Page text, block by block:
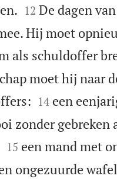

12 De dagen
Hij moet
als schuldoffer
moet hij naar

14 een
zonder gebreken

15 een mand met
ongezuurde